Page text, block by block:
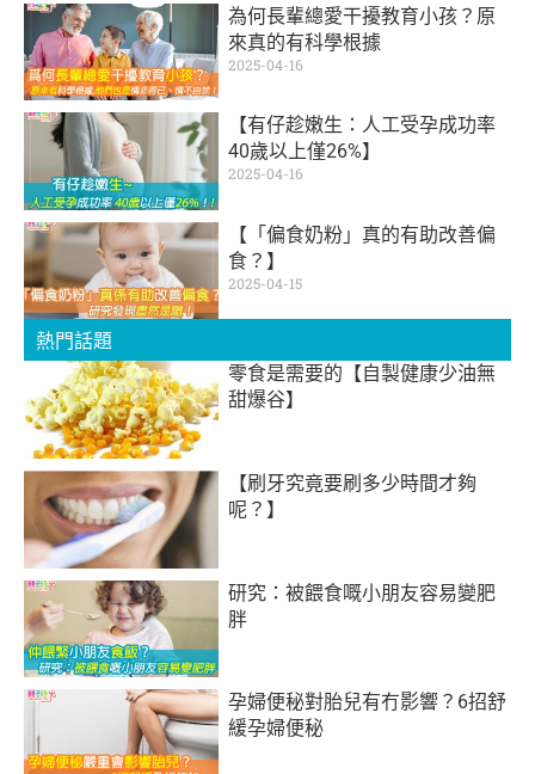
為何長輩總愛干擾教育小孩？原
來真的有科學根據
2025-04-16
【有仔趁嫩生：人工受孕成功率
40歲以上僅26%】
2025-04-16
【「偏食奶粉」真的有助改善偏
食？】
2025-04-15
熱門話題
零食是需要的【自製健康少油無
甜爆谷】
【刷牙究竟要刷多少時間才夠
呢？】
研究：被餵食嘅小朋友容易變肥
胖
孕婦便秘對胎兒有冇影響？6招舒
緩孕婦便秘